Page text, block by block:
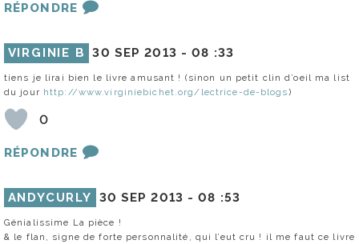
RÉPONDRE
VIRGINIE B 30 SEP 2013 -08 :33
tiens je lirai bien le livre amusant ! (sinon un petit clin d’oeil ma list
du jour http://www.virginiebichet.org/lectrice-de-blogs )
0
RÉPONDRE
ANDYCURLY 30 SEP 2013 -08 :53
Génialissime La pièce !
& le flan, signe de forte personnalité, qui l’eut cru ! il me faut ce livre